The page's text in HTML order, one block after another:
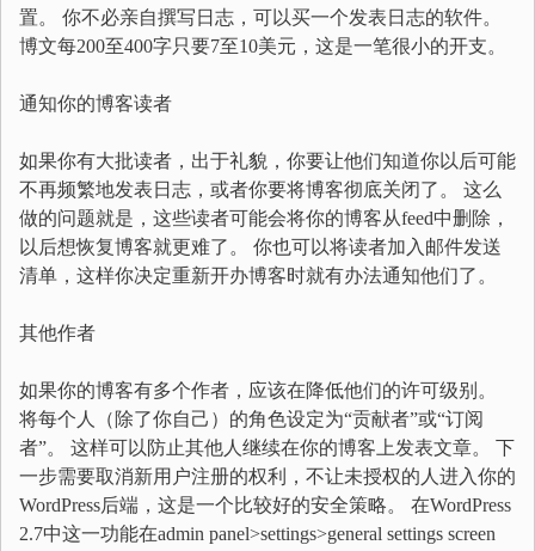
置。 你不必亲自撰写日志，可以买一个发表日志的软件。
博文每200至400字只要7至10美元，这是一笔很小的开支。
通知你的博客读者
如果你有大批读者，出于礼貌，你要让他们知道你以后可能
不再频繁地发表日志，或者你要将博客彻底关闭了。 这么
做的问题就是，这些读者可能会将你的博客从feed中删除，
以后想恢复博客就更难了。 你也可以将读者加入邮件发送
清单，这样你决定重新开办博客时就有办法通知他们了。
其他作者
如果你的博客有多个作者，应该在降低他们的许可级别。
将每个人（除了你自己）的角色设定为“贡献者”或“订阅
者”。 这样可以防止其他人继续在你的博客上发表文章。 下
一步需要取消新用户注册的权利，不让未授权的人进入你的
WordPress后端，这是一个比较好的安全策略。 在WordPress
2.7中这一功能在admin panel>settings>general settings screen